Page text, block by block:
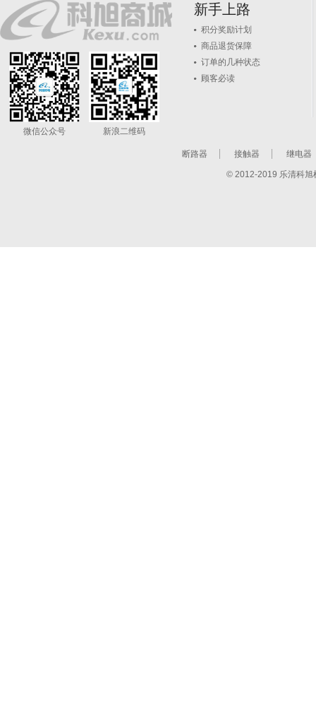
微信公众号 新浪二维码
新手上路
积分奖励计划
商品退货保障
订单的几种状态
顾客必读
断路器 接触器 继电器
© 2012-2019 乐清科旭